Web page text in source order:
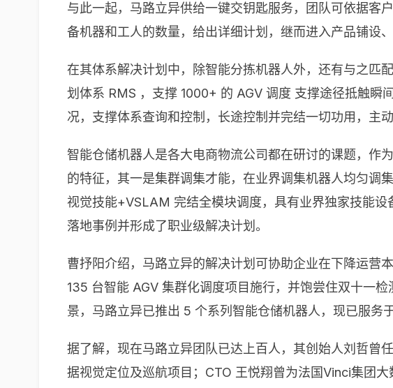
与此一起，马路立异供给一键交钥匙服务，团队可依据客
备机器和工人的数量，给出详细计划，继而进入产品铺设
在其体系解决计划中，除智能分拣机器人外，还有与之匹
划体系 RMS ，支撑 1000+ 的 AGV 调度 支撑途径抵触瞬
况，支撑体系查询和控制，长途控制并完结一切功用，主动
智能仓储机器人是各大电商物流公司都在研讨的课题，作
的特征，其一是集群调集才能，在业界调集机器人均匀调
视觉技能+VSLAM 完结全模块调度，具有业界独家技能
落地事例并形成了职业级解决计划。
曹抒阳介绍，马路立异的解决计划可协助企业在下降运
135 台智能 AGV 集群化调度项目施行，并饱尝住双十一
景，马路立异已推出 5 个系列智能仓储机器人，现已服务
据了解，现在马路立异团队已达上百人，其创始人刘哲曾
据视觉定位及巡航项目；CTO 王悦翔曾为法国Vinci集团